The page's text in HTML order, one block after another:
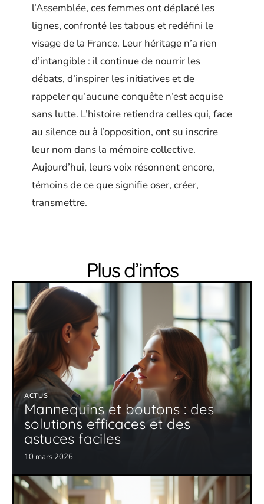
l’Assemblée, ces femmes ont déplacé les
lignes, confronté les tabous et redéfini le
visage de la France. Leur héritage n’a rien
d’intangible : il continue de nourrir les
débats, d’inspirer les initiatives et de
rappeler qu’aucune conquête n’est acquise
sans lutte. L’histoire retiendra celles qui, face
au silence ou à l’opposition, ont su inscrire
leur nom dans la mémoire collective.
Aujourd’hui, leurs voix résonnent encore,
témoins de ce que signifie oser, créer,
transmettre.
Plus d’infos
ACTUS
Mannequins et boutons : des
solutions efficaces et des
astuces faciles
10 mars 2026